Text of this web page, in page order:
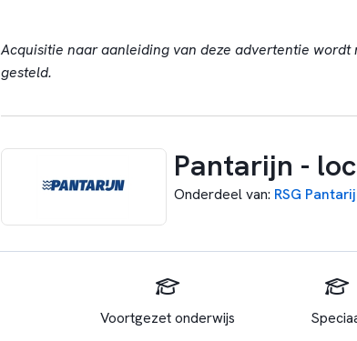
Acquisitie naar aanleiding van deze advertentie wordt
gesteld.
Pantarijn -
Onderdeel van: RSG
Voortgezet onderwijs